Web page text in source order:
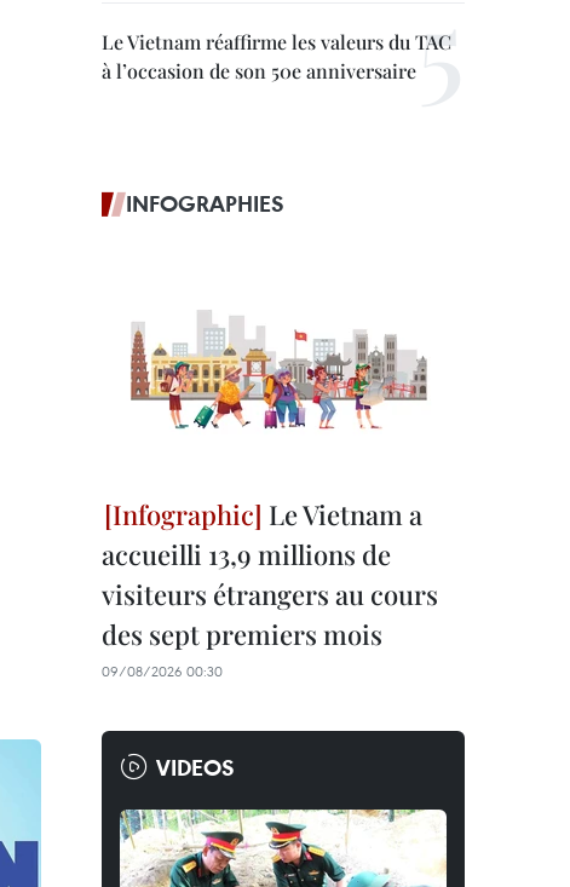
Le Vietnam réaffirme les valeurs du TAC
à l’occasion de son 50e anniversaire
INFOGRAPHIES
Le Vietnam a
accueilli 13,9 millions de
visiteurs étrangers au cours
des sept premiers mois
09/08/2026 00:30
VIDEOS